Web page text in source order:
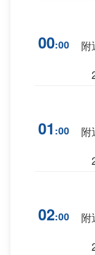
00:00
附
01 :00
附
02:00
附